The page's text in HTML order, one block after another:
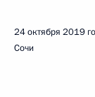
24 октября 2019
Сочи